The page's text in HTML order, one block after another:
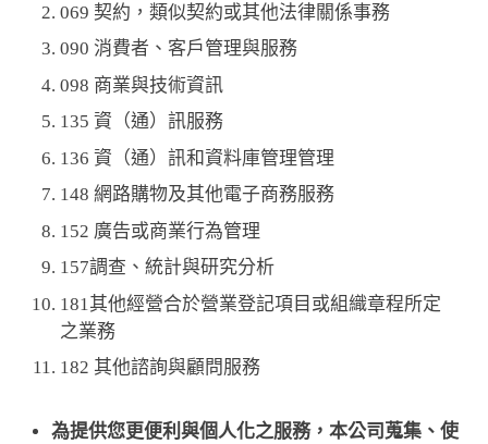
069 契約，類似契約或其他法律關係事務
090 消費者、客戶管理與服務
098 商業與技術資訊
135 資（通）訊服務
136 資（通）訊和資料庫管理管理
148 網路購物及其他電子商務服務
152 廣告或商業行為管理
157調查、統計與研究分析
181其他經營合於營業登記項目或組織章程所定
之業務
182 其他諮詢與顧問服務
為提供您更便利與個人化之服務，本公司蒐集、使